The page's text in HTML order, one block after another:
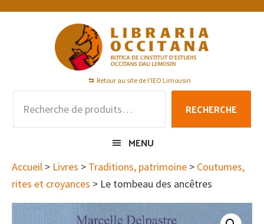
Passer
Passer
Passer
Retour au site de l'IEO Limousin
pour :
RECHERCHE
MENU
Accueil > Livres > Traditions, patrimoine > Coutumes,
rites et croyances > Le tombeau des ancêtres